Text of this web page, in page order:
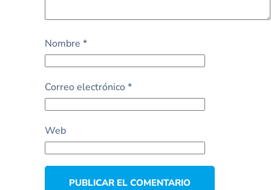
Nombre *
Correo electrónico *
Web